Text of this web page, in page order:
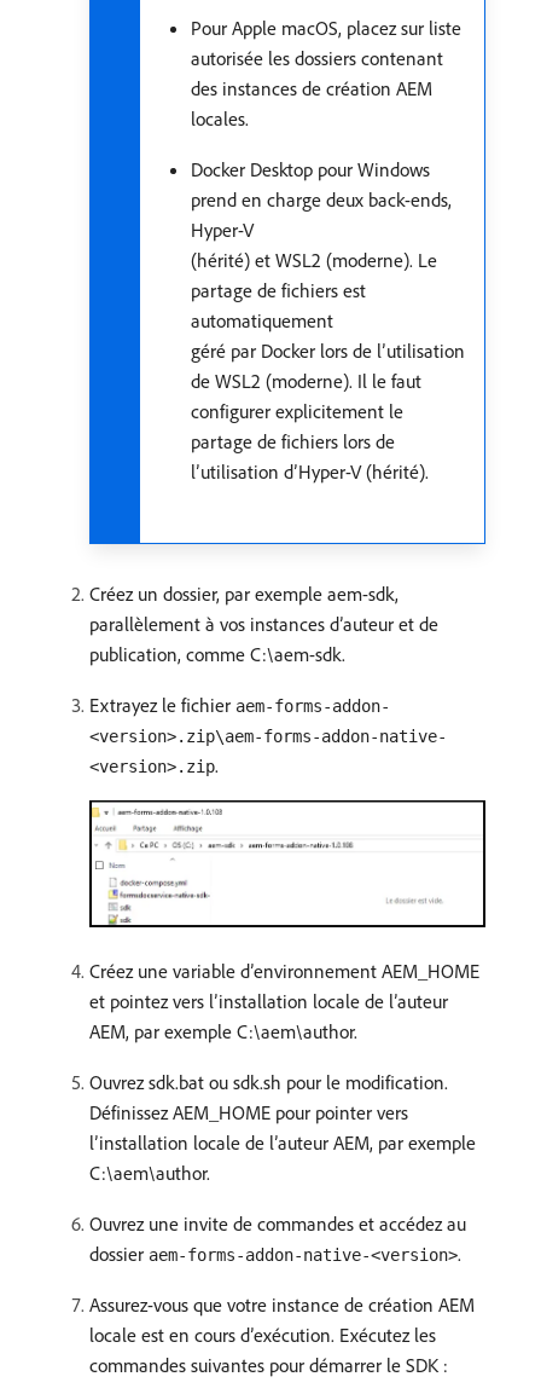
Pour Apple macOS, placez sur liste
autorisée les dossiers contenant
des instances de création AEM
locales.
Docker Desktop pour Windows
prend en charge deux back-ends,
Hyper-V
(hérité) et WSL2 (moderne). Le
partage de fichiers est
automatiquement
géré par Docker lors de l’utilisation
de WSL2 (moderne). Il le faut
configurer explicitement le
partage de fichiers lors de
l’utilisation d’Hyper-V (hérité).
Créez un dossier, par exemple aem-sdk,
parallèlement à vos instances d’auteur et de
publication, comme C:\aem-sdk.
Extrayez le fichier aem-forms-addon-
<version>.zip\aem-forms-addon-native-
<version>.zip.
Créez une variable d’environnement AEM_HOME
et pointez vers l’installation locale de l’auteur
AEM, par exemple C:\aem\author.
Ouvrez sdk.bat ou sdk.sh pour le modification.
Définissez AEM_HOME pour pointer vers
l’installation locale de l’auteur AEM, par exemple
C:\aem\author.
Ouvrez une invite de commandes et accédez au
dossier aem-forms-addon-native-<version>.
Assurez-vous que votre instance de création AEM
locale est en cours d’exécution. Exécutez les
commandes suivantes pour démarrer le SDK :